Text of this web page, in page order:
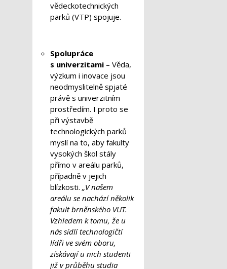
vědeckotechnických
parků (VTP) spojuje.
Spolupráce
s univerzitami – Věda,
výzkum i inovace jsou
neodmyslitelně spjaté
právě s univerzitním
prostředím. I proto se
při výstavbě
technologických parků
myslí na to, aby fakulty
vysokých škol stály
přímo v areálu parků,
případně v jejich
blízkosti. „V našem
areálu se nachází několik
fakult brněnského VUT.
Vzhledem k tomu, že u
nás sídlí technologičtí
lídři ve svém oboru,
získávají u nich studenti
již v průběhu studia